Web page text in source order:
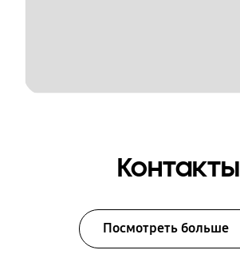
Контакты
Посмотреть больше